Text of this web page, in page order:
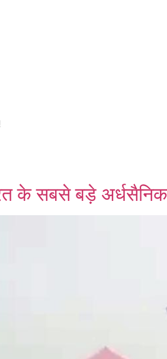
के सबसे बड़े